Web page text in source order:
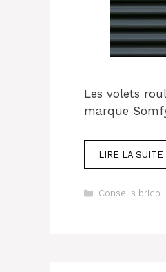
Les volets
marque
LIRE LA SUITE
Catégories
Conseils brico